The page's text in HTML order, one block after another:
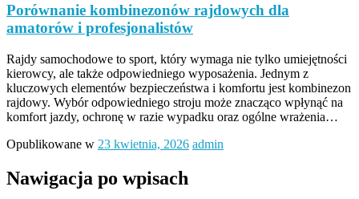
Porównanie kombinezonów rajdowych dla
amatorów i profesjonalistów
Rajdy samochodowe to sport, który wymaga nie tylko umiejętności
kierowcy, ale także odpowiedniego wyposażenia. Jednym z
kluczowych elementów bezpieczeństwa i komfortu jest kombinezon
rajdowy. Wybór odpowiedniego stroju może znacząco wpłynąć na
komfort jazdy, ochronę w razie wypadku oraz ogólne wrażenia…
Opublikowane w 23 kwietnia, 2026 admin
Nawigacja po wpisach